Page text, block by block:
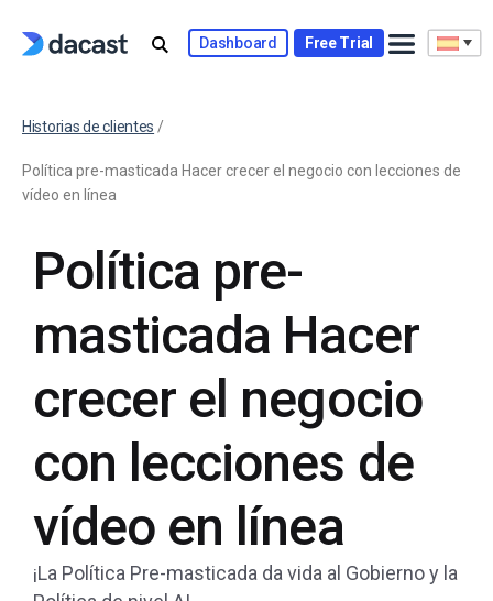
Dashboard Free Trial
Historias de clientes /
Política pre-masticada Hacer crecer el negocio con lecciones de
vídeo en línea
Política pre-
masticada Hacer
crecer el negocio
con lecciones de
vídeo en línea
¡La Política Pre-masticada da vida al Gobierno y la